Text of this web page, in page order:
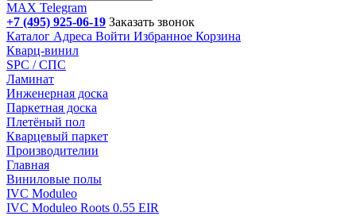
MAX Telegram
+7 (495) 925-06-19 Заказать звонок
Каталог Адреса Войти Избранное Корзина
Кварц-винил
SPC / СПС
Ламинат
Инженерная доска
Паркетная доска
Плетёный пол
Кварцевый паркет
Производителии
Главная
Виниловые полы
IVС Moduleo
IVC Moduleo Roots 0.55 EIR